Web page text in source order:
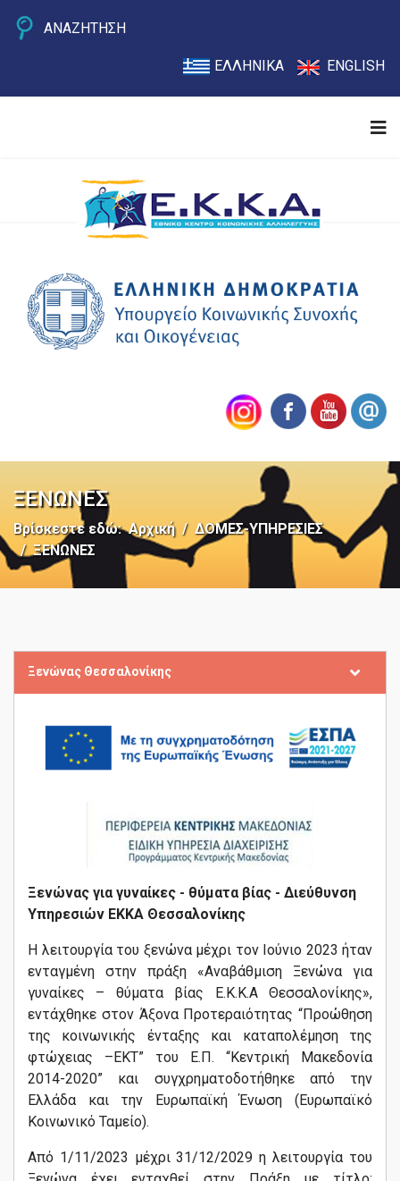
ΑΝΑΖΗΤΗΣΗ
ΕΛΛΗΝΙΚΑ ENGLISH
ΞΕΝΩΝΕΣ
Βρίσκεστε εδώ:Αρχική
ΔΟΜΕΣ-ΥΠΗΡΕΣΙΕΣ
ΞΕΝΩΝΕΣ
Ξενώνας Θεσσαλονίκης
Ξενώνας για γυναίκες - θύματα βίας - Διεύθυνση
Υπηρεσιών ΕΚΚΑ Θεσσαλονίκης
Η λειτουργία του ξενώνα μέχρι τον Ιούνιο 2023 ήταν
ενταγμένη στην πράξη «Αναβάθμιση Ξενώνα για
γυναίκες – θύματα βίας Ε.Κ.Κ.Α Θεσσαλονίκης»,
εντάχθηκε στον Άξονα Προτεραιότητας “Προώθηση
της κοινωνικής ένταξης και καταπολέμηση της
φτώχειας –ΕΚΤ” του Ε.Π. “Κεντρική Μακεδονία
2014-2020” και συγχρηματοδοτήθηκε από την
Ελλάδα και την Ευρωπαϊκή Ένωση (Ευρωπαϊκό
Κοινωνικό Ταμείο).
Από 1/11/2023 μέχρι 31/12/2029 η λειτουργία του